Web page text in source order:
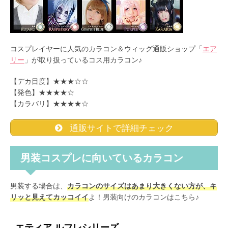
コスプレイヤーに人気のカラコン＆ウィッグ通販ショップ「 エア
リー 」が取り扱っているコス用カラコン♪
【デカ目度】★★★☆☆
【発色】★★★★☆
【カラバリ】★★★★☆
通販サイトで詳細チェック
男装コスプレに向いているカラコン
男装する場合は、 カラコンのサイズはあまり大きくない方が、キ
リッと見えてカッコイイよ！男装向けのカラコンはこちら♪